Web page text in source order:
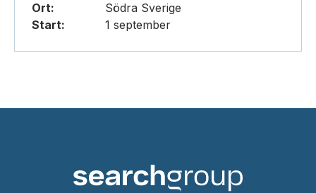
Ort:
Södra Sverige
Start:
1 september